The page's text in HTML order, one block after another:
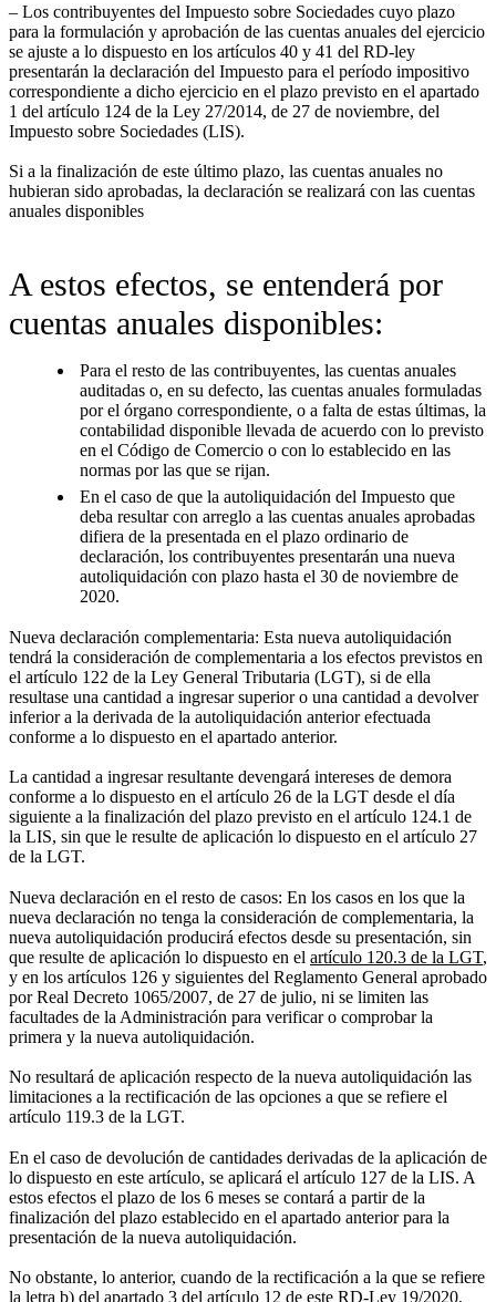
– Los contribuyentes del Impuesto sobre Sociedades cuyo plazo
para la formulación y aprobación de las cuentas anuales del ejercicio
se ajuste a lo dispuesto en los artículos 40 y 41 del RD-ley
presentarán la declaración del Impuesto para el período impositivo
correspondiente a dicho ejercicio en el plazo previsto en el apartado
1 del artículo 124 de la Ley 27/2014, de 27 de noviembre, del
Impuesto sobre Sociedades (LIS).
Si a la finalización de este último plazo, las cuentas anuales no
hubieran sido aprobadas, la declaración se realizará con las cuentas
anuales disponibles
A estos efectos, se entenderá por
cuentas anuales disponibles:
Para el resto de las contribuyentes, las cuentas anuales
auditadas o, en su defecto, las cuentas anuales formuladas
por el órgano correspondiente, o a falta de estas últimas, la
contabilidad disponible llevada de acuerdo con lo previsto
en el Código de Comercio o con lo establecido en las
normas por las que se rijan.
En el caso de que la autoliquidación del Impuesto que
deba resultar con arreglo a las cuentas anuales aprobadas
difiera de la presentada en el plazo ordinario de
declaración, los contribuyentes presentarán una nueva
autoliquidación con plazo hasta el 30 de noviembre de
2020.
Nueva declaración complementaria: Esta nueva autoliquidación
tendrá la consideración de complementaria a los efectos previstos en
el artículo 122 de la Ley General Tributaria (LGT), si de ella
resultase una cantidad a ingresar superior o una cantidad a devolver
inferior a la derivada de la autoliquidación anterior efectuada
conforme a lo dispuesto en el apartado anterior.
La cantidad a ingresar resultante devengará intereses de demora
conforme a lo dispuesto en el artículo 26 de la LGT desde el día
siguiente a la finalización del plazo previsto en el artículo 124.1 de
la LIS, sin que le resulte de aplicación lo dispuesto en el artículo 27
de la LGT.
Nueva declaración en el resto de casos: En los casos en los que la
nueva declaración no tenga la consideración de complementaria, la
nueva autoliquidación producirá efectos desde su presentación, sin
que resulte de aplicación lo dispuesto en el artículo 120.3 de la LGT,
y en los artículos 126 y siguientes del Reglamento General aprobado
por Real Decreto 1065/2007, de 27 de julio, ni se limiten las
facultades de la Administración para verificar o comprobar la
primera y la nueva autoliquidación.
No resultará de aplicación respecto de la nueva autoliquidación las
limitaciones a la rectificación de las opciones a que se refiere el
artículo 119.3 de la LGT.
En el caso de devolución de cantidades derivadas de la aplicación de
lo dispuesto en este artículo, se aplicará el artículo 127 de la LIS. A
estos efectos el plazo de los 6 meses se contará a partir de la
finalización del plazo establecido en el apartado anterior para la
presentación de la nueva autoliquidación.
No obstante, lo anterior, cuando de la rectificación a la que se refiere
la letra b) del apartado 3 del artículo 12 de este RD-Ley 19/2020,